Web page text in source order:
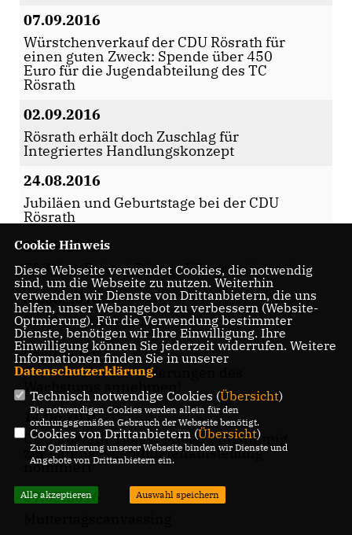
07.09.2016
Würstchenverkauf der CDU Rösrath für
einen guten Zweck: Spende über 450
Euro für die Jugendabteilung des TC
Rösrath
02.09.2016
Rösrath erhält doch Zuschlag für
Integriertes Handlungskonzept
24.08.2016
Jubiläen und Geburtstage bei der CDU
Rösrath
21.08.2016
70 Jahre Erhard Füsser. Wir gratulieren!
06.08.2016
Bergbauwanderung
01.08.2016
Rösrath: Herausforderungen des
Wachstums annehmen!
14.06.2016
CDU Rösrath: Holger Müller einstimmig
zur Landtagskandidatenaufstellung
nominiert
07.05.2016
Cookie Hinweis
Diese Webseite verwendet Cookies, die notwendig
sind, um die Webseite zu nutzen. Weiterhin
verwenden wir Dienste von Drittanbietern, die uns
helfen, unser Webangebot zu verbessern (Website-
Optmierung). Für die Verwendung bestimmter
Dienste, benötigen wir Ihre Einwilligung. Ihre
Einwilligung können Sie jederzeit widerrufen. Weitere
Informationen finden Sie in unserer
Datenschutzerklärung.
Technisch notwendige Cookies (Übersicht)
Die notwendigen Cookies werden allein für den
ordnungsgemäßen Gebrauch der Webseite benötigt.
Cookies von Drittanbietern (Übersicht)
Zur Optimierung unserer Webseite binden wir Dienste und
Angebote von Drittanbietern ein.
Alle akzeptieren Auswahl speichern